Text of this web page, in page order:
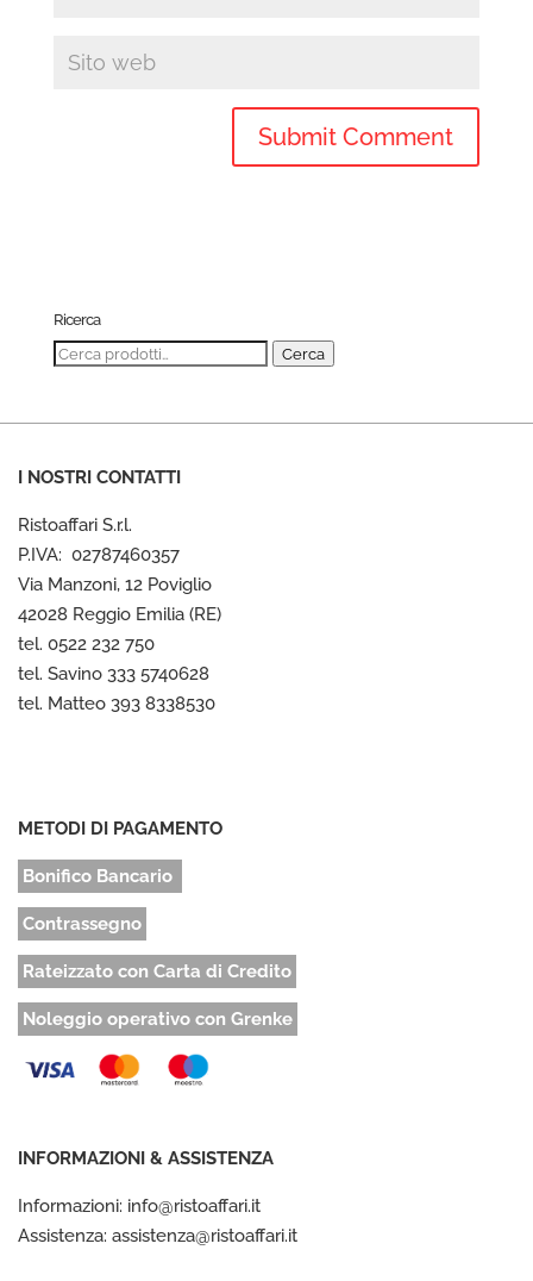
Ricerca
Cerca: Cerca
I NOSTRI CONTATTI
Ristoaffari S.r.l.
P.IVA: 02787460357
Via Manzoni, 12 Poviglio
42028 Reggio Emilia (RE)
tel. 0522 232 750
tel. Savino 333 5740628
tel. Matteo 393 8338530
METODI DI PAGAMENTO
Bonifico Bancario
Contrassegno
Rateizzato con Carta di Credito
Noleggio operativo con Grenke
INFORMAZIONI & ASSISTENZA
Informazioni: info@ristoaffari.it
Assistenza: assistenza@ristoaffari.it